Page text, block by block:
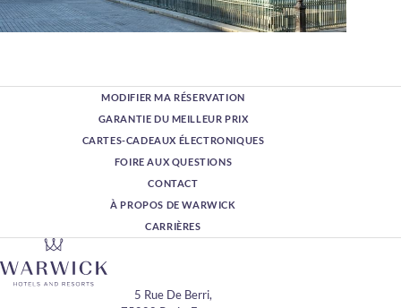
MODIFIER MA RÉSERVATION
GARANTIE DU MEILLEUR PRIX
CARTES-CADEAUX ÉLECTRONIQUES
FOIRE AUX QUESTIONS
CONTACT
À PROPOS DE WARWICK
CARRIÈRES
5 Rue De Berri,